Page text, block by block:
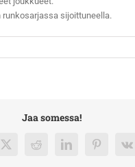
runkosarjassa sijoittuneella.
Jaa somessa!
X RedditLinkedInPinterest
Vk